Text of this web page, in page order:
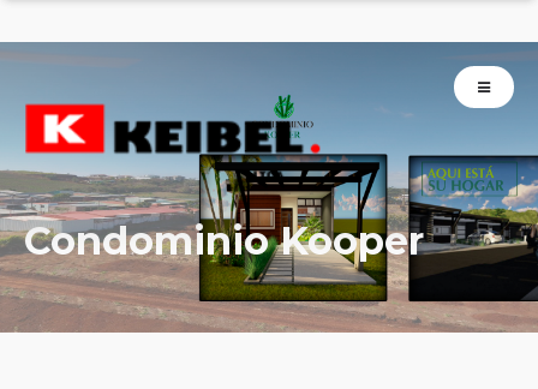
Condominio Kooper